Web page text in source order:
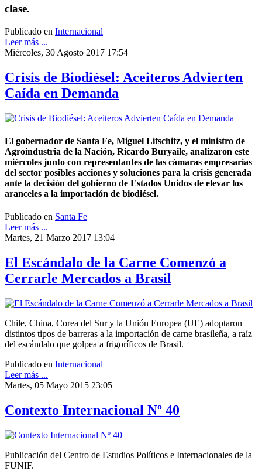
clase.
Publicado en Internacional
Leer más ...
Miércoles, 30 Agosto 2017 17:54
Crisis de Biodiésel: Aceiteros Advierten
Caída en Demanda
El gobernador de Santa Fe, Miguel Lifschitz, y el ministro de
Agroindustria de la Nación, Ricardo Buryaile, analizaron este
miércoles junto con representantes de las cámaras empresarias
del sector posibles acciones y soluciones para la crisis generada
ante la decisión del gobierno de Estados Unidos de elevar los
aranceles a la importación de biodiésel.
Publicado en Santa Fe
Leer más ...
Martes, 21 Marzo 2017 13:04
El Escándalo de la Carne Comenzó a
Cerrarle Mercados a Brasil
Chile, China, Corea del Sur y la Unión Europea (UE) adoptaron
distintos tipos de barreras a la importación de carne brasileña, a raíz
del escándalo que golpea a frigoríficos de Brasil.
Publicado en Internacional
Leer más ...
Martes, 05 Mayo 2015 23:05
Contexto Internacional Nº 40
Publicación del Centro de Estudios Políticos e Internacionales de la
FUNIF.